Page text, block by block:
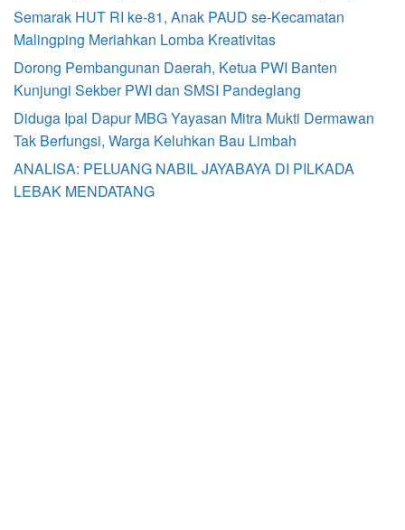
Semarak HUT RI ke-81, Anak PAUD se-Kecamatan
Malingping Meriahkan Lomba Kreativitas
Dorong Pembangunan Daerah, Ketua PWI Banten
Kunjungi Sekber PWI dan SMSI Pandeglang
Diduga Ipal Dapur MBG Yayasan Mitra Mukti Dermawan
Tak Berfungsi, Warga Keluhkan Bau Limbah
ANALISA: PELUANG NABIL JAYABAYA DI PILKADA
LEBAK MENDATANG